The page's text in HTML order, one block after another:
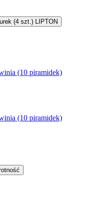
(4 szt.) LIPTON
(10 piramidek)
(10 piramidek)